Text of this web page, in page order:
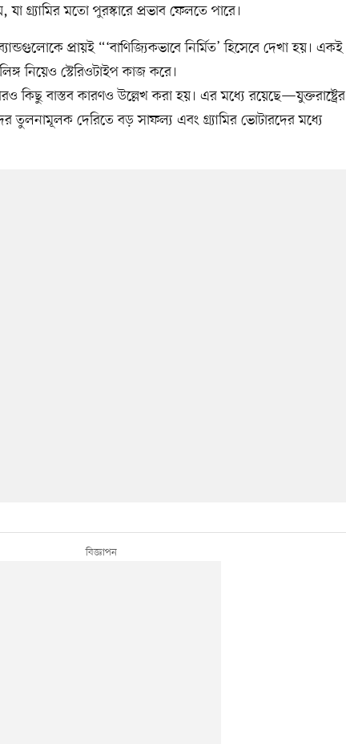
যা গ্র্যামির মতো পুরস্কারে প্রভাব ফেলতে পারে।
প্রায়ই “‘বাণিজ্যিকভাবে নির্মিত’ হিসেবে দেখা হয়। একই
নিয়েও স্টেরিওটাইপ কাজ করে।
কিছু বাস্তব কারণও উল্লেখ করা হয়। এর মধ্যে রয়েছে—যুক্তরাষ্ট্রের
তুলনামূলক দেরিতে বড় সাফল্য এবং গ্র্যামির ভোটারদের মধ্যে